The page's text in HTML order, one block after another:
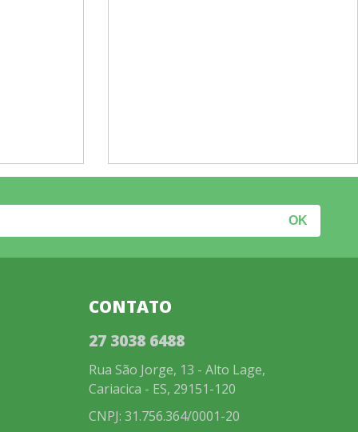
CONTATO
27 3038 6488
Rua São Jorge, 13 - Alto Lage,
Cariacica - ES, 29151-120
CNPJ: 31.756.364/0001-20